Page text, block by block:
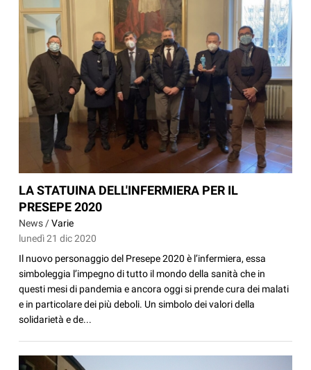
LA STATUINA DELL'INFERMIERA PER IL
PRESEPE 2020
News /Varie
lunedì 21 dic 2020
Il nuovo personaggio del Presepe 2020 è l’infermiera, essa
simboleggia l’impegno di tutto il mondo della sanità che in
questi mesi di pandemia e ancora oggi si prende cura dei malati
e in particolare dei più deboli. Un simbolo dei valori della
solidarietà e de...